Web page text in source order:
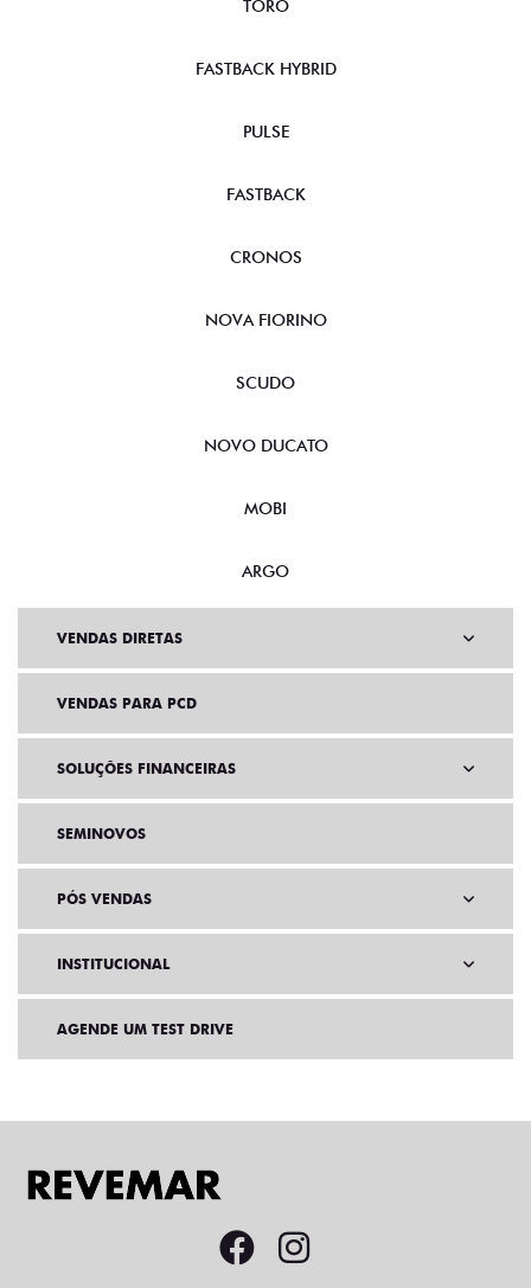
TORO
FASTBACK HYBRID
PULSE
FASTBACK
CRONOS
NOVA FIORINO
SCUDO
NOVO DUCATO
MOBI
ARGO
VENDAS DIRETAS
VENDAS PARA PCD
SOLUÇÕES FINANCEIRAS
SEMINOVOS
PÓS VENDAS
INSTITUCIONAL
AGENDE UM TEST DRIVE